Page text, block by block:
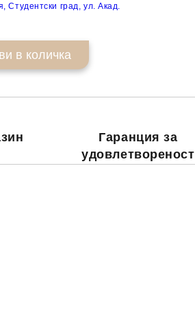
град, ул. Акад.
Гаранция за
удовлетвореност